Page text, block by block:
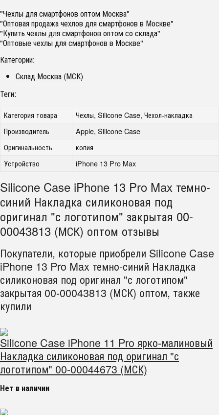
"Чехлы для смартфонов оптом Москва"
"Оптовая продажа чехлов для смартфонов в Москве"
"Купить чехлы для смартфонов оптом со склада"
"Оптовые чехлы для смартфонов в Москве"
Категории:
Склад Москва (МСК)
Теги:
Категория товара
Чехлы, Silicone Case, Чехол-накладка
Производитель
Apple, Silicone Case
Оригинальность
копия
Устройство
iPhone 13 Pro Max
Silicone Case iPhone 13 Pro Max темно-
синий Накладка силиконовая под
оригинал "с логотипом" закрытая 00-
00043813 (МСК) оптом отзывы
Покупатели, которые приобрели Silicone Case
iPhone 13 Pro Max темно-синий Накладка
силиконовая под оригинал "с логотипом"
закрытая 00-00043813 (МСК) оптом, также
купили
Silicone Case iPhone 11 Pro ярко-малиновый
Накладка силиконовая под оригинал "с
логотипом" 00-00044673 (МСК)
Нет в наличии